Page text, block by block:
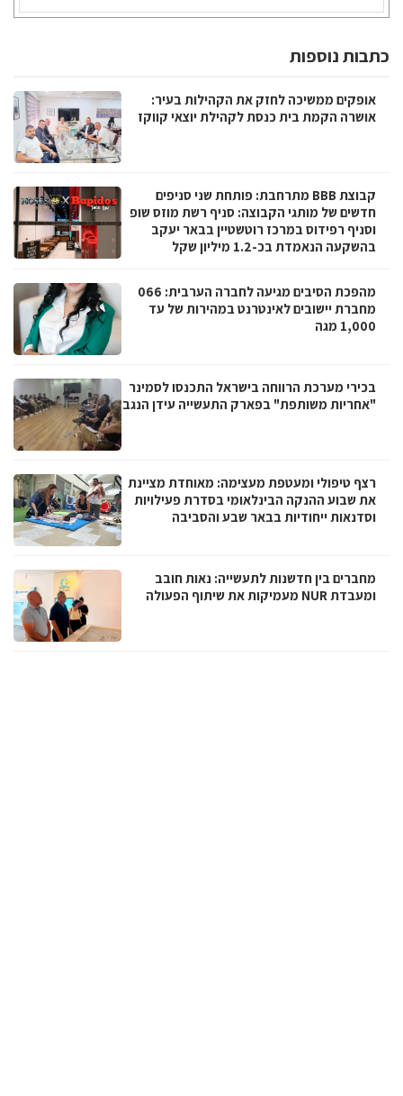
כתבות נוספות
אופקים ממשיכה לחזק את הקהילות בעיר:
אושרה הקמת בית כנסת לקהילת יוצאי קווקז
קבוצת BBB מתרחבת: פותחת שני סניפים
חדשים של מותגי הקבוצה: סניף רשת מוזס שופ
וסניף רפידוס במרכז רוטשטיין בבאר יעקב
בהשקעה הנאמדת בכ-1.2 מיליון שקל
מהפכת הסיבים מגיעה לחברה הערבית: 066
מחברת יישובים לאינטרנט במהירות של עד
1,000 מגה
בכירי מערכת הרווחה בישראל התכנסו לסמינר
"אחריות משותפת" בפארק התעשייה עידן הנגב
רצף טיפולי ומעטפת מעצימה: מאוחדת מציינת
את שבוע ההנקה הבינלאומי בסדרת פעילויות
וסדנאות ייחודיות בבאר שבע והסביבה
מחברים בין חדשנות לתעשייה: נאות חובב
ומעבדת NUR מעמיקות את שיתוף הפעולה